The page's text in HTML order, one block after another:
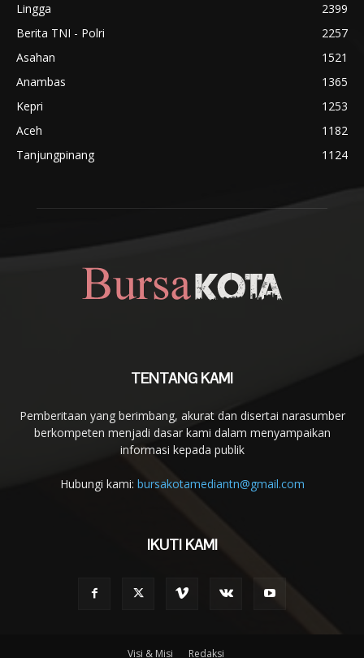
Lingga
2399
Berita TNI - Polri
2257
Asahan
1521
Anambas
1365
Kepri
1253
Aceh
1182
Tanjungpinang
1124
TENTANG KAMI
Pemberitaan yang berimbang, akurat dan disertai narasumber
berkompeten menjadi dasar kami dalam menyampaikan
informasi kepada publik
Hubungi kami: bursakotamediantn@gmail.com
IKUTI KAMI
Visi & Misi Redaksi